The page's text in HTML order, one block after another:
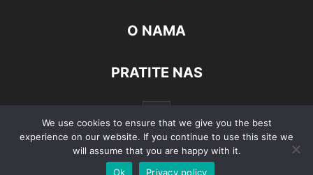
O NAMA
PRATITE NAS
We use cookies to ensure that we give you the best
experience on our website. If you continue to use this site we
will assume that you are happy with it.
Ok
Privacy policy